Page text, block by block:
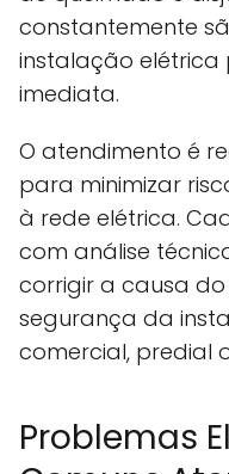
constantemente
instalação
imediata.
O atendimento é
para minimizar
à rede elétrica.
com análise
corrigir a causa
segurança da
comercial, predial
Problemas